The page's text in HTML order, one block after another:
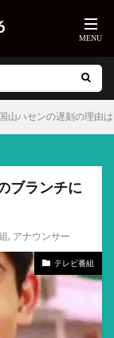
国山ハセンの遅刻の理由
ブランチに
, アナウンサー
テレビ番組